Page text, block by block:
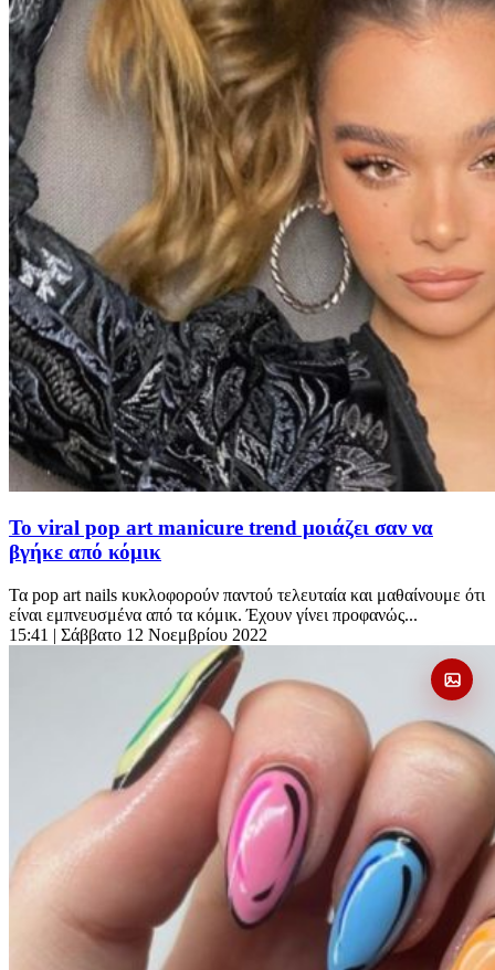
Το viral pop art manicure trend μοιάζει σαν να
βγήκε από κόμικ
Τα pop art nails κυκλοφορούν παντού τελευταία και μαθαίνουμε ότι
είναι εμπνευσμένα από τα κόμικ. Έχουν γίνει προφανώς...
15:41 | Σάββατο 12 Νοεμβρίου 2022